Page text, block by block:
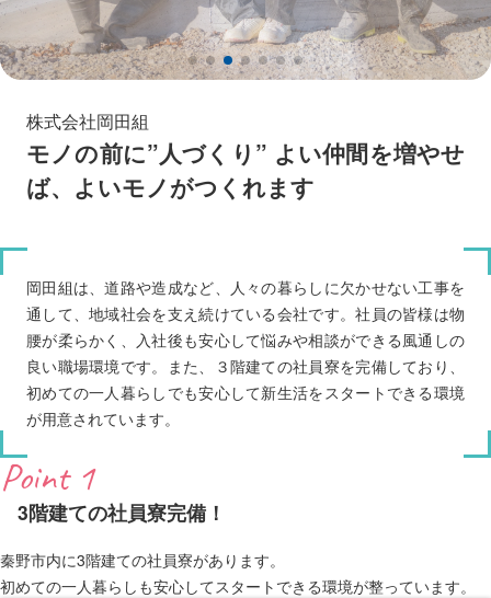
株式会社岡田組
モノの前に”人づくり” よい仲間を増やせ
ば、よいモノがつくれます
岡田組は、道路や造成など、人々の暮らしに欠かせない工事を
通して、地域社会を支え続けている会社です。社員の皆様は物
腰が柔らかく、入社後も安心して悩みや相談ができる風通しの
良い職場環境です。また、３階建ての社員寮を完備しており、
初めての一人暮らしでも安心して新生活をスタートできる環境
が用意されています。
Point 1
3階建ての社員寮完備！
秦野市内に3階建ての社員寮があります。
初めての一人暮らしも安心してスタートできる環境が整っています。